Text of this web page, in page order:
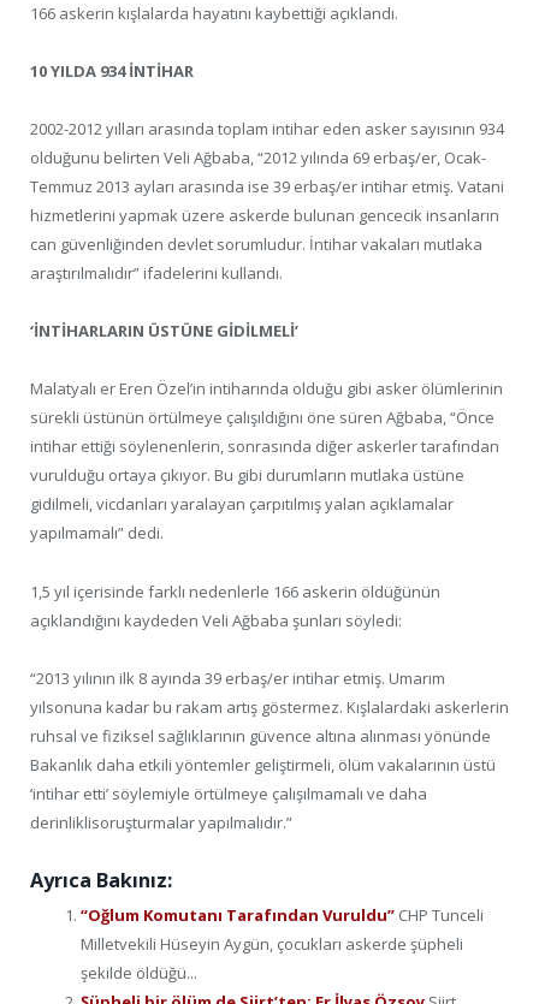
166 askerin kışlalarda hayatını kaybettiği açıklandı.
10 YILDA 934 İNTİHAR
2002-2012 yılları arasında toplam intihar eden asker sayısının 934
olduğunu belirten Veli Ağbaba, “2012 yılında 69 erbaş/er, Ocak-
Temmuz 2013 ayları arasında ise 39 erbaş/er intihar etmiş. Vatani
hizmetlerini yapmak üzere askerde bulunan gencecik insanların
can güvenliğinden devlet sorumludur. İntihar vakaları mutlaka
araştırılmalıdır” ifadelerini kullandı.
‘İNTİHARLARIN ÜSTÜNE GİDİLMELİ’
Malatyalı er Eren Özel’in intiharında olduğu gibi asker ölümlerinin
sürekli üstünün örtülmeye çalışıldığını öne süren Ağbaba, “Önce
intihar ettiği söylenenlerin, sonrasında diğer askerler tarafından
vurulduğu ortaya çıkıyor. Bu gibi durumların mutlaka üstüne
gidilmeli, vicdanları yaralayan çarpıtılmış yalan açıklamalar
yapılmamalı” dedi.
1,5 yıl içerisinde farklı nedenlerle 166 askerin öldüğünün
açıklandığını kaydeden Veli Ağbaba şunları söyledi:
“2013 yılının ilk 8 ayında 39 erbaş/er intihar etmiş. Umarım
yılsonuna kadar bu rakam artış göstermez. Kışlalardaki askerlerin
ruhsal ve fiziksel sağlıklarının güvence altına alınması yönünde
Bakanlık daha etkili yöntemler geliştirmeli, ölüm vakalarının üstü
‘intihar etti’ söylemiyle örtülmeye çalışılmamalı ve daha
derinliklisoruşturmalar yapılmalıdır.”
Ayrıca Bakınız:
“Oğlum Komutanı Tarafından Vuruldu” CHP Tunceli
Milletvekili Hüseyin Aygün, çocukları askerde şüpheli
şekilde öldüğü...